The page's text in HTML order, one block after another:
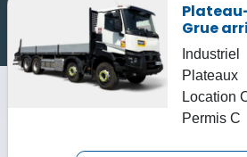
Grue
Industriel
Plateaux
Location
Permis C